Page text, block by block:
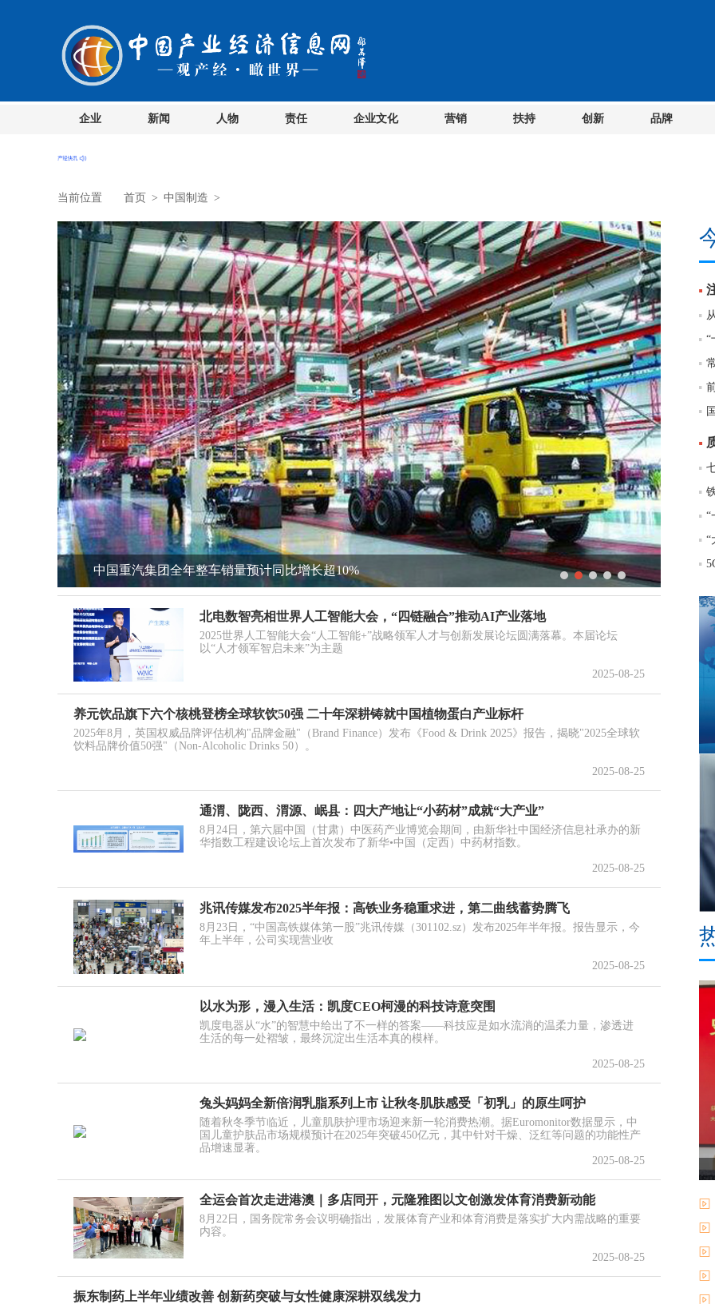
企业 新闻 人物 责任 企业文化 营销 扶持 创新 品牌
当前位置 首页 > 中国制造 >
中国重汽集团全年整车销量预计同比增长超10% 外
“
“
“
北电数智亮相世界人工智能大会，“四链融合”推动AI产业落地
2025世界人工智能大会“人工智能+”战略领军人才与创新发展论坛圆满落幕。本届论坛
以“人才领军智启未来”为主题
2025-08-25
养元饮品旗下六个核桃登榜全球软饮50强 二十年深耕铸就中国植物蛋白产业标杆
2025年8月，英国权威品牌评估机构"品牌金融"（Brand Finance）发布《Food & Drink 2025》报告，揭晓"2025全球软
饮料品牌价值50强"（Non-Alcoholic Drinks 50）。
2025-08-25
通渭、陇西、渭源、岷县：四大产地让“小药材”成就“大产业”
8月24日，第六届中国（甘肃）中医药产业博览会期间，由新华社中国经济信息社承办的新
华指数工程建设论坛上首次发布了新华•中国（定西）中药材指数。
2025-08-25
兆讯传媒发布2025半年报：高铁业务稳重求进，第二曲线蓄势腾飞
8月23日，“中国高铁媒体第一股”兆讯传媒（301102.sz）发布2025年半年报。报告显示，今
年上半年，公司实现营业收
2025-08-25
以水为形，漫入生活：凯度CEO柯漫的科技诗意突围
凯度电器从“水”的智慧中给出了不一样的答案——科技应是如水流淌的温柔力量，渗透进
生活的每一处褶皱，最终沉淀出生活本真的模样。
2025-08-25
兔头妈妈全新倍润乳脂系列上市 让秋冬肌肤感受「初乳」的原生呵护
随着秋冬季节临近，儿童肌肤护理市场迎来新一轮消费热潮。据Euromonitor数据显示，中
国儿童护肤品市场规模预计在2025年突破450亿元，其中针对干燥、泛红等问题的功能性产
品增速显著。
2025-08-25
全运会首次走进港澳｜多店同开，元隆雅图以文创激发体育消费新动能
8月22日，国务院常务会议明确指出，发展体育产业和体育消费是落实扩大内需战略的重要
内容。
2025-08-25
振东制药上半年业绩改善 创新药突破与女性健康深耕双线发力